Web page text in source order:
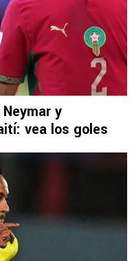
y
vea los goles